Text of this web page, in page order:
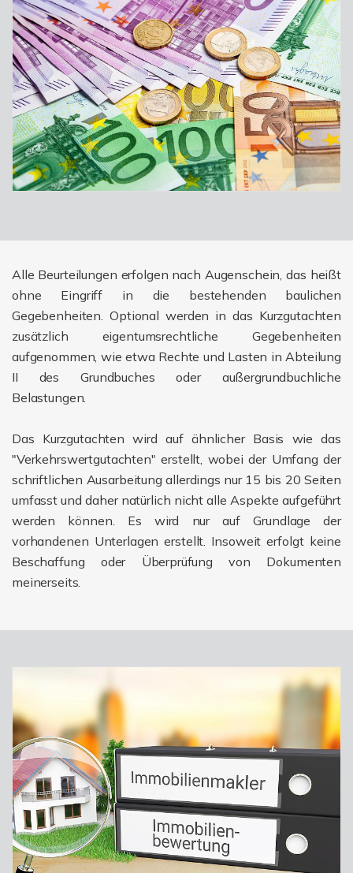
Alle Beurteilungen erfolgen nach Augenschein, das heißt
ohne Eingriff in die bestehenden baulichen
Gegebenheiten. Optional werden in das Kurzgutachten
zusätzlich eigentumsrechtliche Gegebenheiten
aufgenommen, wie etwa Rechte und Lasten in Abteilung
II des Grundbuches oder außergrundbuchliche
Belastungen.
Das Kurzgutachten wird auf ähnlicher Basis wie das
"Verkehrswertgutachten" erstellt, wobei der Umfang der
schriftlichen Ausarbeitung allerdings nur 15 bis 20 Seiten
umfasst und daher natürlich nicht alle Aspekte aufgeführt
werden können. Es wird nur auf Grundlage der
vorhandenen Unterlagen erstellt. Insoweit erfolgt keine
Beschaffung oder Überprüfung von Dokumenten
meinerseits.